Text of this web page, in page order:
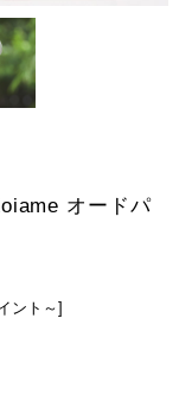
オードパ
ント～]